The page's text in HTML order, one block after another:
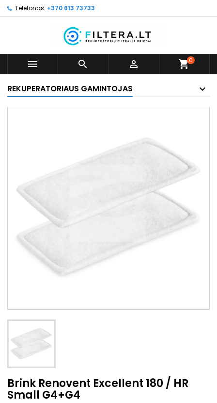
Telefonas: +370 613 73733
   shopping_cart0
REKUPERATORIAUS GAMINTOJAS
Brink Renovent Excellent 180 / HR
Small G4+G4